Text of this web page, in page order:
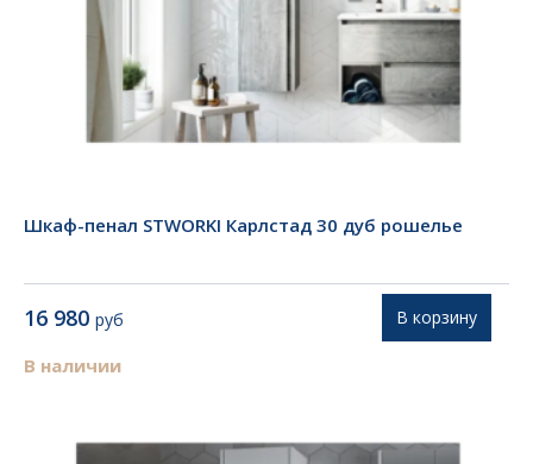
Шкаф-пенал STWORKI Карлстад 30 дуб рошелье
16 980 руб
В наличии
В корзину